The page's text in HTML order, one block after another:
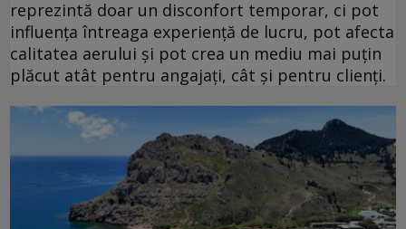
reprezintă doar un disconfort temporar, ci pot
influența întreaga experiență de lucru, pot afecta
calitatea aerului și pot crea un mediu mai puțin
plăcut atât pentru angajați, cât și pentru clienți.